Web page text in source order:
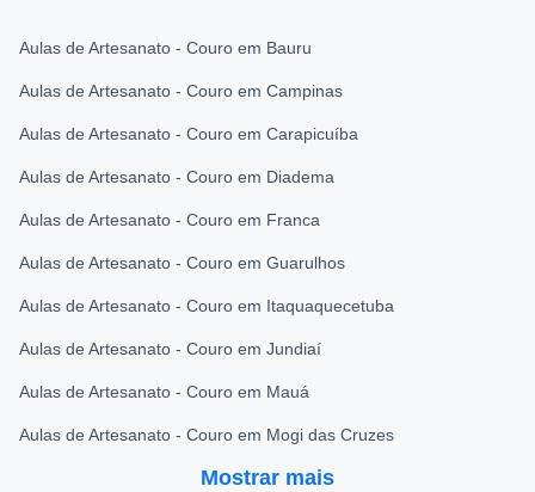
Aulas de Artesanato - Couro em Bauru
Aulas de Artesanato - Couro em Campinas
Aulas de Artesanato - Couro em Carapicuíba
Aulas de Artesanato - Couro em Diadema
Aulas de Artesanato - Couro em Franca
Aulas de Artesanato - Couro em Guarulhos
Aulas de Artesanato - Couro em Itaquaquecetuba
Aulas de Artesanato - Couro em Jundiaí
Aulas de Artesanato - Couro em Mauá
Aulas de Artesanato - Couro em Mogi das Cruzes
Mostrar mais